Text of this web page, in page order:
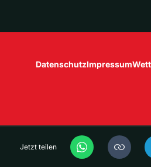
Jetzt teilen
DatenschutzImpressum